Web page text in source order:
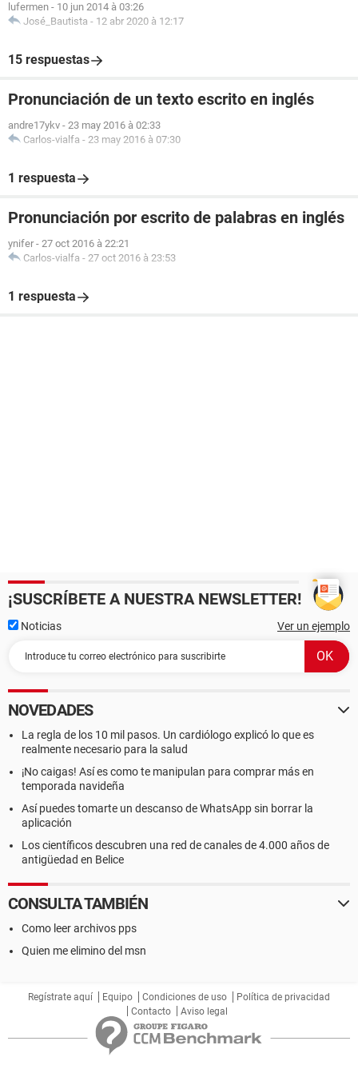
lufermen - 10 jun 2014 à 03:26
José_Bautista - 12 abr 2020 à 12:17
15 respuestas
Pronunciación de un texto escrito en inglés
andre17ykv - 23 may 2016 à 02:33
Carlos-vialfa - 23 may 2016 à 07:30
1 respuesta
Pronunciación por escrito de palabras en inglés
ynifer - 27 oct 2016 à 22:21
Carlos-vialfa - 27 oct 2016 à 23:53
1 respuesta
¡SUSCRÍBETE A NUESTRA NEWSLETTER!
Noticias Ver un ejemplo
NOVEDADES
La regla de los 10 mil pasos. Un cardiólogo explicó lo que es
realmente necesario para la salud
¡No caigas! Así es como te manipulan para comprar más en
temporada navideña
Así puedes tomarte un descanso de WhatsApp sin borrar la
aplicación
Los científicos descubren una red de canales de 4.000 años de
antigüedad en Belice
CONSULTA TAMBIÉN
Como leer archivos pps
Quien me elimino del msn
Regístrate aquí Equipo Condiciones de uso
Política de privacidad
Contacto
Aviso legal